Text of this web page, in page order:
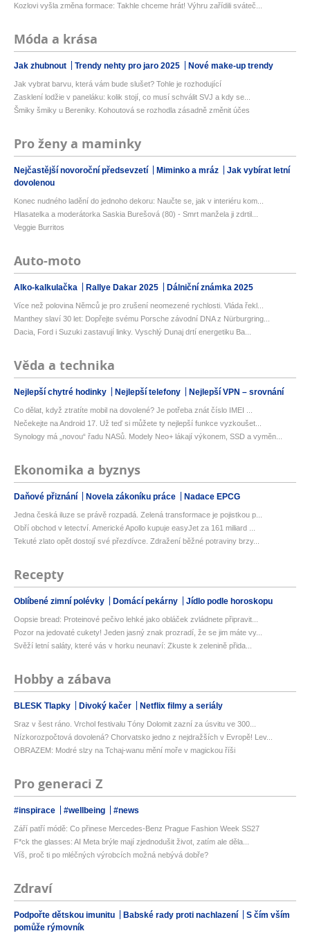
Kozlovi vyšla změna formace: Takhle chceme hrát! Výhru zařídili sváteč...
Móda a krása
Jak zhubnout Trendy nehty pro jaro 2025 Nové make-up trendy
Jak vybrat barvu, která vám bude slušet? Tohle je rozhodující
Zasklení lodžie v paneláku: kolik stojí, co musí schválit SVJ a kdy se...
Šmiky šmiky u Bereniky. Kohoutová se rozhodla zásadně změnit účes
Pro ženy a maminky
Nejčastější novoroční předsevzetí Miminko a mráz
Jak vybírat letní
dovolenou
Konec nudného ladění do jednoho dekoru: Naučte se, jak v interiéru kom...
Hlasatelka a moderátorka Saskia Burešová (80) - Smrt manžela ji zdrtil...
Veggie Burritos
Auto-moto
Alko-kalkulačka Rallye Dakar 2025 Dálniční známka 2025
Více než polovina Němců je pro zrušení neomezené rychlosti. Vláda řekl...
Manthey slaví 30 let: Dopřejte svému Porsche závodní DNA z Nürburgring...
Dacia, Ford i Suzuki zastavují linky. Vyschlý Dunaj drtí energetiku Ba...
Věda a technika
Nejlepší chytré hodinky Nejlepší telefony Nejlepší VPN – srovnání
Co dělat, když ztratíte mobil na dovolené? Je potřeba znát číslo IMEI ...
Nečekejte na Android 17. Už teď si můžete ty nejlepší funkce vyzkoušet...
Synology má „novou“ řadu NASů. Modely Neo+ lákají výkonem, SSD a vyměn...
Ekonomika a byznys
Daňové přiznání Novela zákoníku práce Nadace EPCG
Jedna česká iluze se právě rozpadá. Zelená transformace je pojistkou p...
Obří obchod v letectví. Americké Apollo kupuje easyJet za 161 miliard ...
Tekuté zlato opět dostojí své přezdívce. Zdražení běžné potraviny brzy...
Recepty
Oblíbené zimní polévky Domácí pekárny Jídlo podle horoskopu
Oopsie bread: Proteinové pečivo lehké jako obláček zvládnete připravit...
Pozor na jedovaté cukety! Jeden jasný znak prozradí, že se jim máte vy...
Svěží letní saláty, které vás v horku neunaví: Zkuste k zelenině přida...
Hobby a zábava
BLESK Tlapky Divoký kačer Netflix filmy a seriály
Sraz v šest ráno. Vrchol festivalu Tóny Dolomit zazní za úsvitu ve 300...
Nízkorozpočtová dovolená? Chorvatsko jedno z nejdražších v Evropě! Lev...
OBRAZEM: Modré slzy na Tchaj-wanu mění moře v magickou říši
Pro generaci Z
#inspirace #wellbeing #news
Září patří módě: Co přinese Mercedes-Benz Prague Fashion Week SS27
F*ck the glasses: AI Meta brýle mají zjednodušit život, zatím ale děla...
Víš, proč ti po mléčných výrobcích možná nebývá dobře?
Zdraví
Podpořte dětskou imunitu Babské rady proti nachlazení
S čím vším
pomůže rýmovník